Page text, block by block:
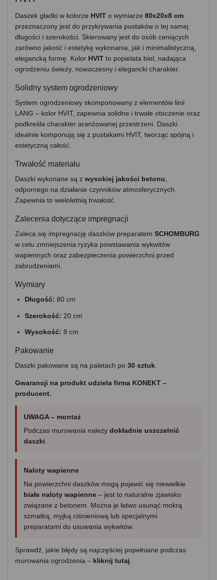
Daszek gładki w kolorze HVIT o wymiarze 80x20x8 cm
przeznaczony jest do przykrywania pustaków o tej samej
długości i szerokości. Skierowany jest do osób ceniących
zarówno jakość i estetykę wykonania, jak i minimalistyczną,
elegancką formę. Kolor HVIT to popielata biel, nadająca
ogrodzeniu świeży, nowoczesny i elegancki charakter.
Solidny system ogrodzeniowy
System ogrodzeniowy skomponowany z elementów linii
LANG – kolor HVIT, zapewnia solidne i trwałe otoczenie oraz
podkreśla charakter aranżowanej przestrzeni. Daszki
idealnie komponują się z pustakami HVIT, tworząc spójną i
estetyczną całość.
Trwałość materiału
Daszki wykonane są z wysokiej jakości betonu
odpornego na działanie czynników atmosferycznych.
Zapewnia to wieloletnią trwałość.
Zalecenia dotyczące impregnacji
Zaleca się impregnację daszków preparatem SCHOMBURG
w celu zmniejszenia ryzyka powstawania wykwitów
wapiennych oraz zabezpieczenia powierzchni przed
zabrudzeniami.
Wymiary
Długość: 80 cm
Szerokość: 20 cm
Wysokość: 8 cm
Pakowanie
Daszki pakowane są na paletach po 30 sztuk
Gwarancji na produkt udziela firma KONEKT –
producent.
UWAGA – montaż
Podczas murowania należy dokładnie uszczelnić
daszki
Naloty wapienne
Na powierzchni daszków mogą pojawić się niewielkie
białe naloty wapienne – jest to naturalne zjawisko
związane z betonem. Można je łatwo usunąć mokrą
szmatką, myjką ciśnieniową lub specjalnymi
preparatami do usuwania wykwitów.
Sprawdź, jakie błędy są najczęściej popełniane podczas
murowania ogrodzenia – kliknij tutaj